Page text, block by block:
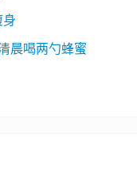
晨喝两勺蜂蜜